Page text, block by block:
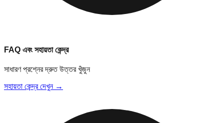
FAQ এবং সহায়তা কেন্দ্র
সাধারণ প্রশ্নের দ্রুত উত্তর খুঁজুন
সহায়তা কেন্দ্র দেখুন →